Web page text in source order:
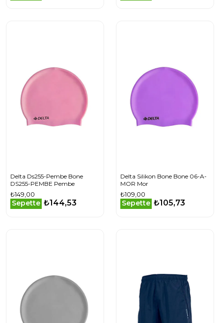
Delta Ds255-Pembe Bone
DS255-PEMBE Pembe
₺149,00
Sepette ₺144,53
Delta Silikon Bone Bone 06-A-
MOR Mor
₺109,00
Sepette ₺105,73